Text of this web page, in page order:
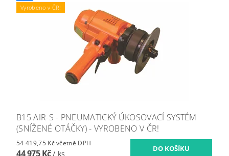
Vyrobeno v ČR!
B15 AIR-S - PNEUMATICKÝ ÚKOSOVACÍ SYSTÉM
(SNÍŽENÉ OTÁČKY) - VYROBENO V ČR!
54 419,75 Kč včetně DPH
44 975 Kč/ ks